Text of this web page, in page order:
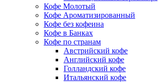
Кофе Молотый
Кофе Ароматизированный
Кофе без кофеина
Кофе в Банках
Кофе по странам
Австрийский кофе
Английский кофе
Голландский кофе
Итальянский кофе